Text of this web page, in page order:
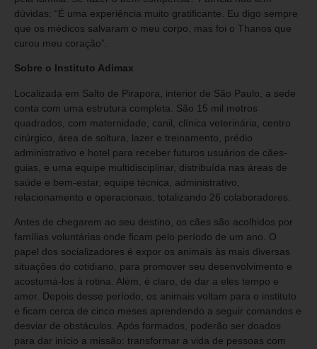
dúvidas: “É uma experiência muito gratificante. Eu digo sempre
que os médicos salvaram o meu corpo, mas foi o Thanos que
curou meu coração”.
Sobre o Instituto Adimax
Localizada em Salto de Pirapora, interior de São Paulo, a sede
conta com uma estrutura completa. São 15 mil metros
quadrados, com maternidade, canil, clínica veterinária, centro
cirúrgico, área de soltura, lazer e treinamento, prédio
administrativo e hotel para receber futuros usuários de cães-
guias, e uma equipe multidisciplinar, distribuída nas áreas de
saúde e bem-estar, equipe técnica, administrativo,
relacionamento e operacionais, totalizando 26 colaboradores.
Antes de chegarem ao seu destino, os cães são acolhidos por
famílias voluntárias onde ficam pelo período de um ano. O
papel dos socializadores é expor os animais às mais diversas
situações do cotidiano, para promover seu desenvolvimento e
acostumá-los à rotina. Além, é claro, de dar a eles tempo e
amor. Depois desse período, os animais voltam para o instituto
e ficam cerca de cinco meses aprendendo a seguir comandos e
desviar de obstáculos. Após formados, poderão ser doados
para dar início a missão: transformar a vida de pessoas com